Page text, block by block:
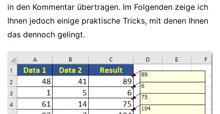
in den Kommentar übertragen. Im Folgenden zeige ich
Ihnen jedoch einige praktische Tricks, mit denen Ihnen
das dennoch gelingt.